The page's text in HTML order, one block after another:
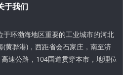
于我们
环渤海地区重要的工业城市的河北
黄骅港)，西距省会石家庄，南至济
速公路，104国道贯穿本市，地理位